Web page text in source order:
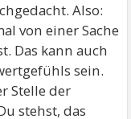
Also:
von einer Sache
Das kann auch
sein.
Stelle der
stehst, das